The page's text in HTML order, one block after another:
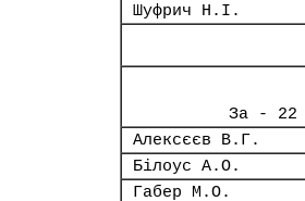
Шуфрич Н.І.
За - 22
Алексєєв В.Г.
Білоус А.О.
Габер М.О.